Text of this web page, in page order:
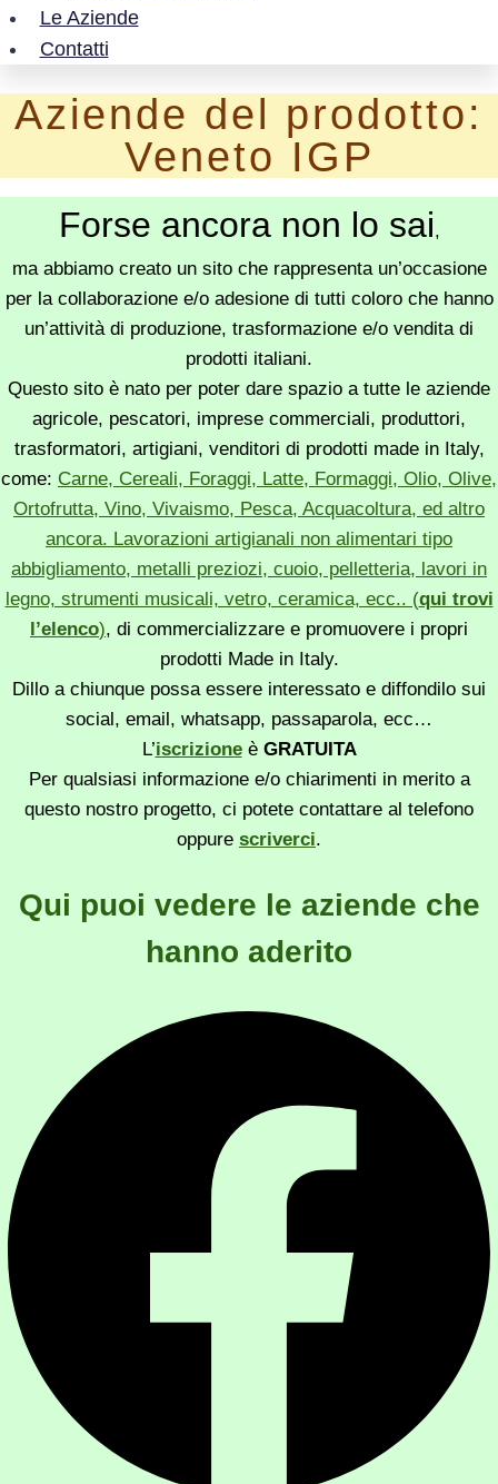
Le Aziende
Contatti
Aziende del prodotto:
Veneto IGP
Forse ancora non lo sai,
ma abbiamo creato un sito che rappresenta un’occasione
per la collaborazione e/o adesione di tutti coloro che hanno
un’attività di produzione, trasformazione e/o vendita di
prodotti italiani.
Questo sito è nato per poter dare spazio a tutte le aziende
agricole, pescatori, imprese commerciali, produttori,
trasformatori, artigiani, venditori di prodotti made in Italy,
come: Carne, Cereali, Foraggi, Latte, Formaggi, Olio, Olive,
Ortofrutta, Vino, Vivaismo, Pesca, Acquacoltura, ed altro
ancora. Lavorazioni artigianali non alimentari tipo
abbigliamento, metalli preziozi, cuoio, pelletteria, lavori in
legno, strumenti musicali, vetro, ceramica, ecc.. (qui trovi
l’elenco), di commercializzare e promuovere i propri
prodotti Made in Italy.
Dillo a chiunque possa essere interessato e diffondilo sui
social, email, whatsapp, passaparola, ecc…
L’iscrizioneè GRATUITA
Per qualsiasi informazione e/o chiarimenti in merito a
questo nostro progetto, ci potete contattare al telefono
oppure scriverci.
Qui puoi vedere le aziende che
hanno aderito